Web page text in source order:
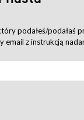
podałeś/podałaś
email z instrukcją